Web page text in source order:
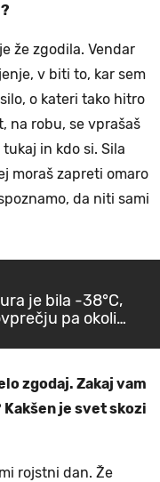
že zgodila. Vendar
v biti to, kar sem
o kateri tako hitro
na robu, se vprašaš
in kdo si. Sila
moraš zapreti omaro
da niti sami
je bila -38°C,
pa okoli
zgodaj. Zakaj vam
je svet skozi
rojstni dan. Že